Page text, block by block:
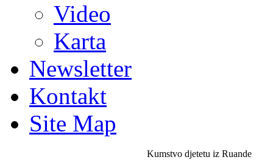
Video
Karta
Newsletter
Kontakt
Site Map
Kumstvo djetetu iz Ruande